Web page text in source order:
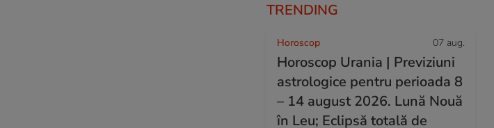
TRENDING
Horoscop 07 aug.
Horoscop Urania | Previziuni
astrologice pentru perioada 8
– 14 august 2026. Lună Nouă
în Leu; Eclipsă totală de